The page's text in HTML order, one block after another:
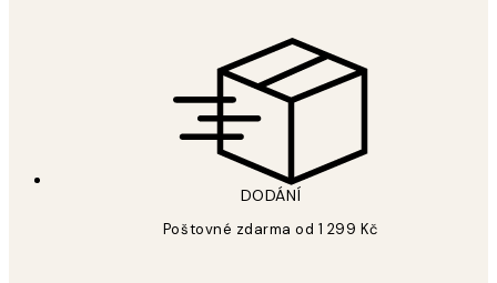
DODÁNÍ
Poštovné zdarma od 1 299 Kč